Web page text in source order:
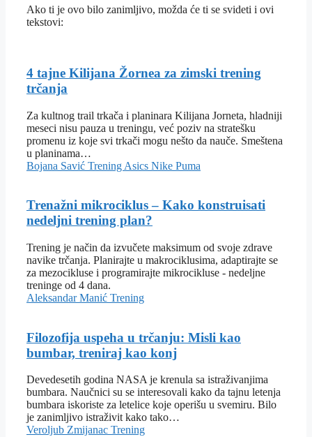
Ako ti je ovo bilo zanimljivo, možda će ti se svideti i ovi
tekstovi:
4 tajne Kilijana Žornea za zimski trening
trčanja
Za kultnog trail trkača i planinara Kilijana Jorneta, hladniji
meseci nisu pauza u treningu, već poziv na stratešku
promenu iz koje svi trkači mogu nešto da nauče. Smeštena
u planinama…
Bojana Savić Trening Asics Nike Puma
Trenažni mikrociklus – Kako konstruisati
nedeljni trening plan?
Trening je način da izvučete maksimum od svoje zdrave
navike trčanja. Planirajte u makrociklusima, adaptirajte se
za mezocikluse i programirajte mikrocikluse - nedeljne
treninge od 4 dana.
Aleksandar Manić Trening
Filozofija uspeha u trčanju: Misli kao
bumbar, treniraj kao konj
Devedesetih godina NASA je krenula sa istraživanjima
bumbara. Naučnici su se interesovali kako da tajnu letenja
bumbara iskoriste za letelice koje operišu u svemiru. Bilo
je zanimljivo istraživit kako tako…
Veroljub Zmijanac Trening